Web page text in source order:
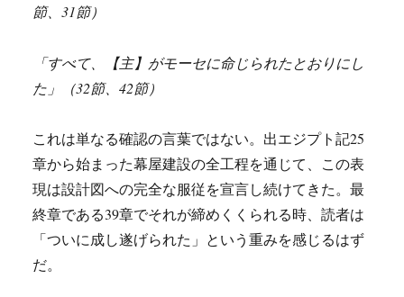
節、31節）
「すべて、【主】がモーセに命じられたとおりにし
た」（32節、42節）
これは単なる確認の言葉ではない。出エジプト記25
章から始まった幕屋建設の全工程を通じて、この表
現は設計図への完全な服従を宣言し続けてきた。最
終章である39章でそれが締めくくられる時、読者は
「ついに成し遂げられた」という重みを感じるはず
だ。